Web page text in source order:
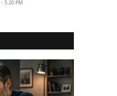
5:20 PM